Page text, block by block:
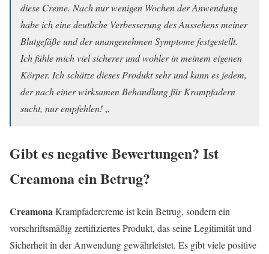
diese Creme. Nach nur wenigen Wochen der Anwendung
habe ich eine deutliche Verbesserung des Aussehens meiner
Blutgefäße und der unangenehmen Symptome festgestellt.
Ich fühle mich viel sicherer und wohler in meinem eigenen
Körper. Ich schätze dieses Produkt sehr und kann es jedem,
der nach einer wirksamen Behandlung für Krampfadern
sucht, nur empfehlen! „
Gibt es negative Bewertungen? Ist
Creamonaein Betrug?
CreamonaKrampfadercreme ist kein Betrug, sondern ein
vorschriftsmäßig zertifiziertes Produkt, das seine Legitimität und
Sicherheit in der Anwendung gewährleistet. Es gibt viele positive